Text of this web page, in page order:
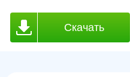
Скачать